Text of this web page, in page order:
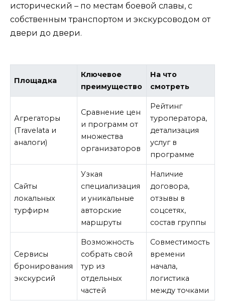
исторический – по местам боевой славы, с
собственным транспортом и экскурсоводом от
двери до двери.
Площадка
Ключевое
преимущество
На что
смотреть
Агрегаторы
(Travelata и
аналоги)
Сравнение цен
и программ от
множества
организаторов
Рейтинг
туроператора,
детализация
услуг в
программе
Сайты
локальных
турфирм
Узкая
специализация
и уникальные
авторские
маршруты
Наличие
договора,
отзывы в
соцсетях,
состав группы
Сервисы
бронирования
экскурсий
Возможность
собрать свой
тур из
отдельных
частей
Совместимость
времени
начала,
логистика
между точками